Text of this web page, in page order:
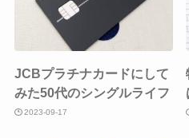
JCBプラチナカードにして
みた50代のシングルライフ
2023-09-17